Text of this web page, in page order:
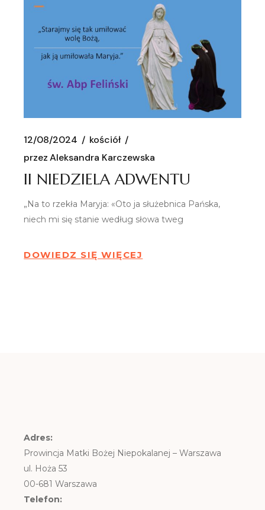
12/08/2024
kościół
przez Aleksandra Karczewska
II NIEDZIELA ADWENTU
„Na to rzekła Maryja: «Oto ja służebnica Pańska,
niech mi się stanie według słowa tweg
DOWIEDZ SIĘ WIĘCEJ
Adres:
Prowincja Matki Bożej Niepokalanej – Warszawa
ul. Hoża 53
00-681 Warszawa
Telefon: